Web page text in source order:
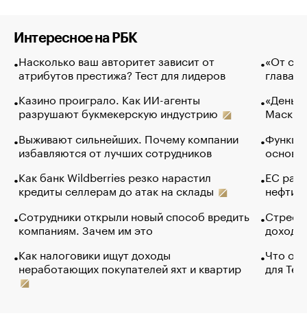
Интересное на РБК
Насколько ваш авторитет зависит от
атрибутов престижа? Тест для лидеров
Казино проиграло. Как ИИ-агенты
разрушают букмекерскую индустрию
Выживают сильнейших. Почему компании
избавляются от лучших сотрудников
Как банк Wildberries резко нарастил
кредиты селлерам до атак на склады
Сотрудники открыли новый способ вредить
компаниям. Зачем им это
Как налоговики ищут доходы
неработающих покупателей яхт и квартир
«От
глава
Маск в
основ
ЕС
нефти
Что
для